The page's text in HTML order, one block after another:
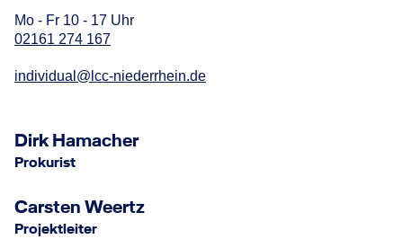
Mo - Fr 10 - 17 Uhr
02161 274 167
individual@lcc-niederrhein.de
Dirk Hamacher
Prokurist
Carsten Weertz
Projektleiter